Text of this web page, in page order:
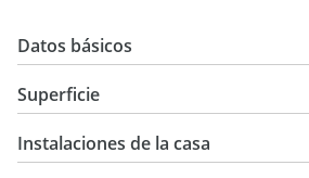
Datos básicos
USD 120.000
Superficie
200 m2
Instalaciones de la casa